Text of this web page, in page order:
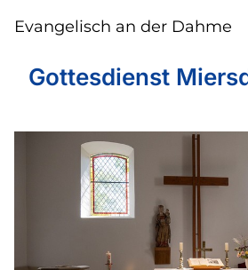
Evangelisch an der Dahme
Gottesdienst